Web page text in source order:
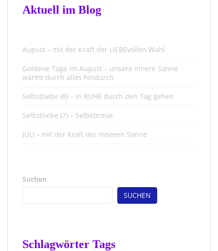
Aktuell im Blog
August – mit der Kraft der LIEBEvollen Wahl
Goldene Tage im August – unsere innere Sonne
wärmt durch alles hindurch
Selbstliebe (8) – In RUHE durch den Tag gehen
Selbstliebe (7) – Selbsttreue
JULI – mit der Kraft der inneren Sonne
Suchen
SUCHEN
Schlagwörter Tags